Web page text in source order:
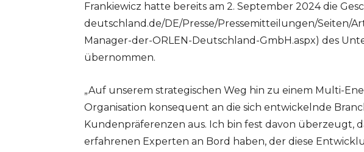
Frankiewicz hatte bereits am 2. September 2024 die
deutschland.de/DE/Presse/Pressemitteilungen/Seiten/
Manager-der-ORLEN-Deutschland-GmbH.aspx) des
übernommen.
„Auf unserem strategischen Weg hin zu einem Multi-
Organisation konsequent an die sich entwickelnde
Kundenpräferenzen aus. Ich bin fest davon überzeugt,
erfahrenen Experten an Bord haben, der diese